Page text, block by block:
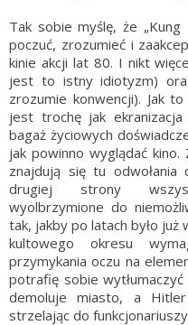
Tak sobie myślę, że
poczuć, zrozumieć i
kinie akcji lat 80. I nikt
jest to istny idiotyzm)
zrozumie konwencji). Jak
jest trochę jak
bagaż życiowych
jak powinno wyglądać
znajdują się tu
drugiej strony
wyolbrzymione do
tak, jakby po latach było
kultowego okresu
przymykania oczu na
potrafię sobie
demoluje miasto, a
strzelając do